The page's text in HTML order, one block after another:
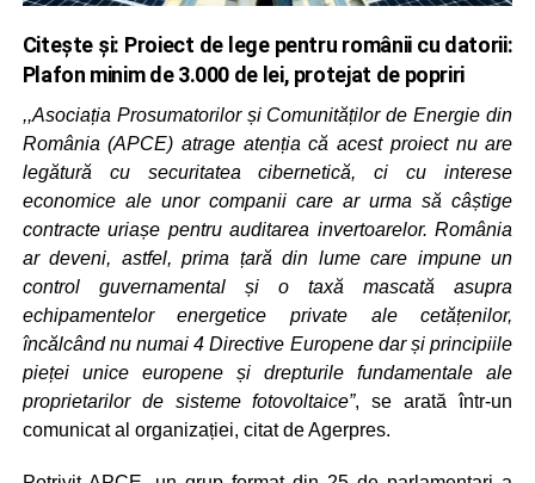
Citește și: Proiect de lege pentru românii cu datorii:
Plafon minim de 3.000 de lei, protejat de popriri
,,Asociația Prosumatorilor și Comunităților de Energie din
România (APCE) atrage atenția că acest proiect nu are
legătură cu securitatea cibernetică, ci cu interese
economice ale unor companii care ar urma să câștige
contracte uriașe pentru auditarea invertoarelor. România
ar deveni, astfel, prima țară din lume care impune un
control guvernamental și o taxă mascată asupra
echipamentelor energetice private ale cetățenilor,
încălcând nu numai 4 Directive Europene dar și principiile
pieței unice europene și drepturile fundamentale ale
proprietarilor de sisteme fotovoltaice”, se arată într-un
comunicat al organizației, citat de Agerpres.